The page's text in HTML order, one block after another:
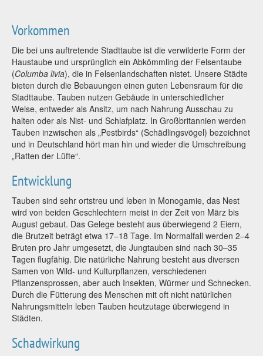
Vorkommen
Die bei uns auftretende Stadttaube ist die verwilderte Form der
Haustaube und ursprünglich ein Abkömmling der Felsentaube
(Columba livia), die in Felsenlandschaften nistet. Unsere Städte
bieten durch die Bebauungen einen guten Lebensraum für die
Stadttaube. Tauben nutzen Gebäude in unterschiedlicher
Weise, entweder als Ansitz, um nach Nahrung Ausschau zu
halten oder als Nist- und Schlafplatz. In Großbritannien werden
Tauben inzwischen als „Pestbirds“ (Schädlingsvögel) bezeichnet
und in Deutschland hört man hin und wieder die Umschreibung
„Ratten der Lüfte“.
Entwicklung
Tauben sind sehr ortstreu und leben in Monogamie, das Nest
wird von beiden Geschlechtern meist in der Zeit von März bis
August gebaut. Das Gelege besteht aus überwiegend 2 Eiern,
die Brutzeit beträgt etwa 17–18 Tage. Im Normalfall werden 2–4
Bruten pro Jahr umgesetzt, die Jungtauben sind nach 30–35
Tagen flugfähig. Die natürliche Nahrung besteht aus diversen
Samen von Wild- und Kulturpflanzen, verschiedenen
Pflanzensprossen, aber auch Insekten, Würmer und Schnecken.
Durch die Fütterung des Menschen mit oft nicht natürlichen
Nahrungsmitteln leben Tauben heutzutage überwiegend in
Städten.
Schadwirkung